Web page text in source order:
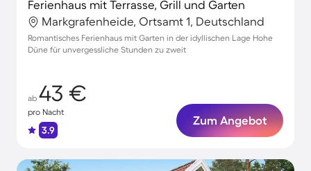
Ferienhaus mit Terrasse, Grill und Garten
Markgrafenheide, Ortsamt 1, Deutschland
Romantisches Ferienhaus mit Garten in der idyllischen Lage Hohe
Düne für unvergessliche Stunden zu zweit
ab 43 €
pro Nacht
3.9
Zum Angebot